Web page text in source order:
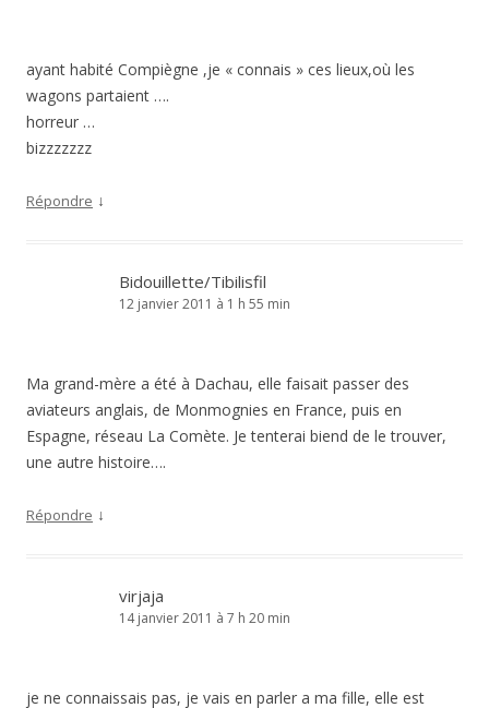
ayant habité Compiègne ,je « connais » ces lieux,où les
wagons partaient ….
horreur …
bizzzzzzz
Répondre ↓
Bidouillette/Tibilisfil
12 janvier 2011 à 1 h 55 min
Ma grand-mère a été à Dachau, elle faisait passer des
aviateurs anglais, de Monmognies en France, puis en
Espagne, réseau La Comète. Je tenterai biend de le trouver,
une autre histoire….
Répondre ↓
virjaja
14 janvier 2011 à 7 h 20 min
je ne connaissais pas, je vais en parler a ma fille, elle est